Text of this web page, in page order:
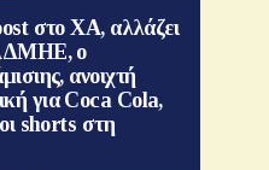
στο ΧΑ, αλλάζει
ο
ανοιχτή
για Coca Cola,
shorts στη